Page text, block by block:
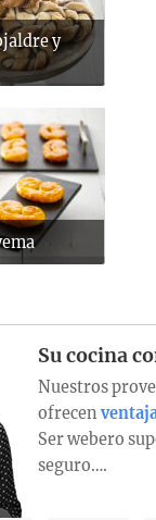
y
Su cocina
Nuestros
ofrecen
Ser webero
seguro….